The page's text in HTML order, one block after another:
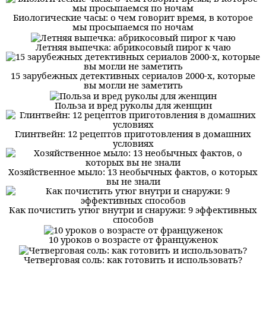
Биологические часы: о чем говорит время, в которое
мы просыпаемся по ночам
Летняя выпечка: абрикосовый пирог к чаю
15 зарубежных детективных сериалов 2000-х, которые
вы могли не заметить
Польза и вред руколы для женщин
Глинтвейн: 12 рецептов приготовления в домашних
условиях
Хозяйственное мыло: 13 необычных фактов, о которых
вы не знали
Как почистить утюг внутри и снаружи: 9 эффективных
способов
10 уроков о возрасте от француженок
Четверговая соль: как готовить и использовать?